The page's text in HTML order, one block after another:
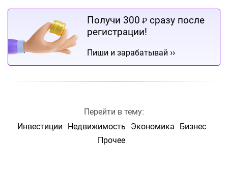
Получи 300 ₽ сразу после
регистрации!
Пиши и зарабатывай ››
Перейти в тему:
Инвестиции
Недвижимость Экономика
Бизнес
Прочее